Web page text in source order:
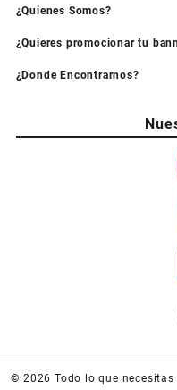
¿Quienes Somos?
¿Quieres promocionar tu
¿Donde Encontrarnos?
© 2026 Todo lo que